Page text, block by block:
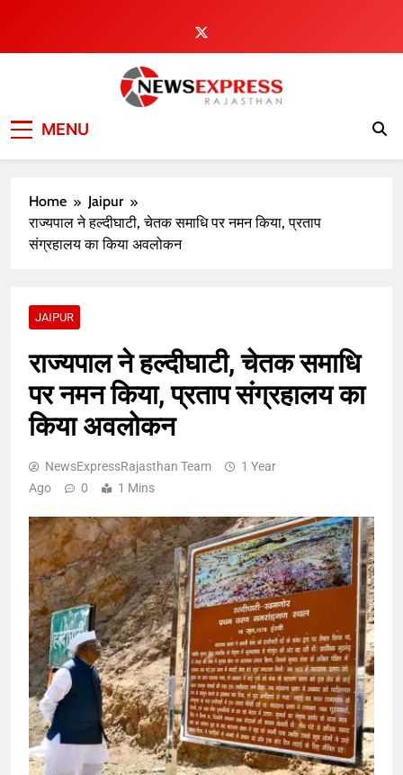
content
MENU
Home
Jaipur
राज्यपाल ने हल्दीघाटी, चेतक समाधि पर नमन किया, प्रताप
संग्रहालय का किया अवलोकन
JAIPUR
राज्यपाल ने हल्दीघाटी, चेतक समाधि
पर नमन किया, प्रताप संग्रहालय का
किया अवलोकन
NewsExpressRajasthan Team
1 Year
Ago
0 1 Mins